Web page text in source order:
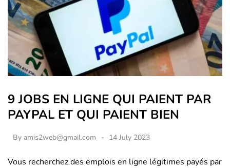
9 JOBS EN LIGNE QUI PAIENT PAR
PAYPAL ET QUI PAIENT BIEN
By amis2web@gmail.com 14 July 2023
Vous recherchez des emplois en ligne légitimes payés par